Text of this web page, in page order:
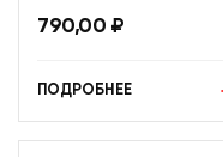
790,00 ₽
ПОДРОБНЕЕ